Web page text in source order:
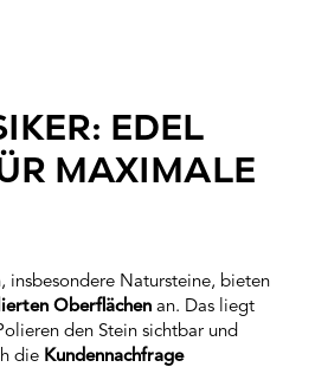
EDEL
MAXIMALE
insbesondere Natursteine, bieten
Oberflächen an. Das liegt
den Stein sichtbar und
die Kundennachfrage